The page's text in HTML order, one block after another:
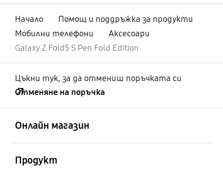
Начало
Помощ и поддръжка за продукти
Мобилни телефони
Аксесоари
Galaxy Z Fold5 S Pen Fold Edition
Цъкни тук, за да отмениш поръчката си
Отменяне на поръчка
Онлайн магазин
Продукт